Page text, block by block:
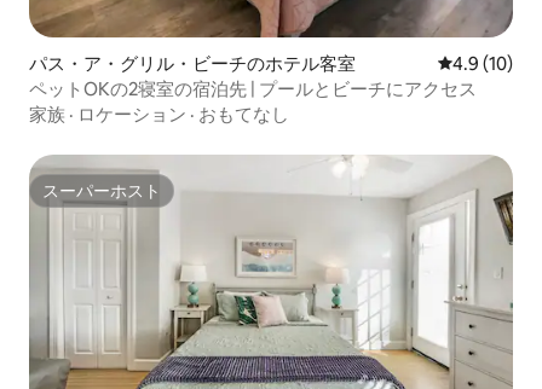
パス・ア・グリル・ビーチのホテル客室 レビュー10
4.9 (10)
ペットOKの2寝室の宿泊先 | プールとビーチにアクセス
家族 · ロケーション · おもてなし
スーパーホスト
スーパーホスト